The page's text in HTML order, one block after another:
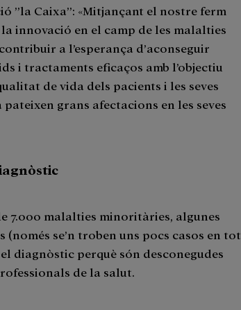
”la Caixa”: «Mitjançant el nostre ferm
innovació en el camp de les malalties
a l’esperança d’aconseguir
i tractaments eficaços amb l’objectiu
de vida dels pacients i les seves
grans afectacions en les seves
7.000 malalties minoritàries, algunes
(només se’n troben uns pocs casos en tot
diagnòstic perquè són desconegudes
de la salut.